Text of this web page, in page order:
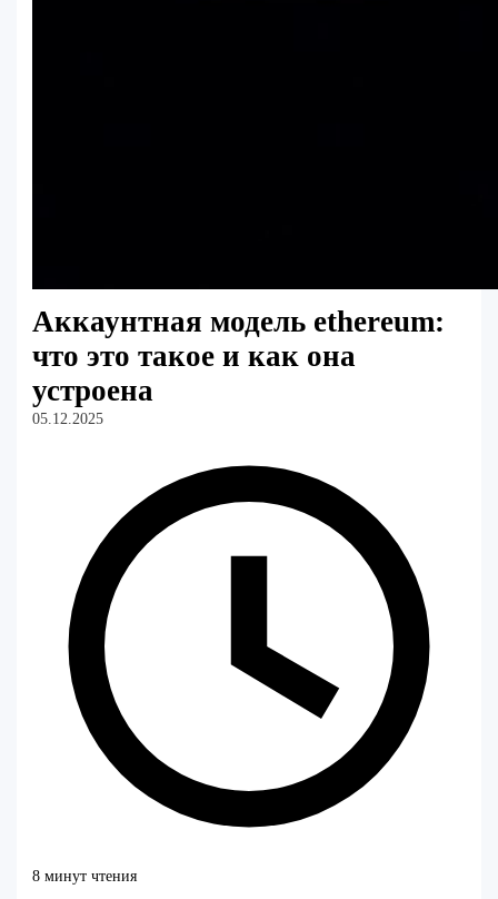
Аккаунтная модель ethereum:
что это такое и как она
устроена
05.12.2025
8 минут чтения